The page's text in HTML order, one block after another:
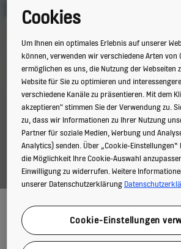
Tipps für achtsames
in Aufzügen
Cookies
Um Ihnen ein optimales Erlebnis auf unserer
können, verwenden wir verschiedene Arten von
ermöglichen es uns, die Nutzung der Webseiten
Website für Sie zu optimieren und
verschiedene Kanäle zu präsentieren. Mit dem
akzeptieren" stimmen Sie der Verwendung zu.
zu, dass wir Informationen zu Ihrer Nutzung
Partner für soziale Medien, Werbung und
Analytics) senden. Über „Cookie-Einstellungen“
die Möglichkeit Ihre Cookie-Auswahl
Einwilligung zu widerrufen. Weitere
unserer Datenschutzerklärung
Cookie-Einstellungen